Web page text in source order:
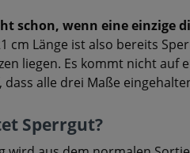
schon, wenn eine einzige
cm Länge ist also bereits
liegen. Es kommt nicht auf
alle drei Maße
Sperrgut?